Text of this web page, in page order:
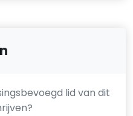
lid van dit